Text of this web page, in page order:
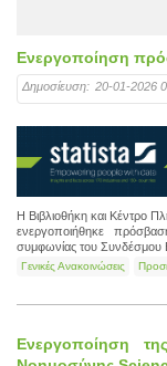
Ενεργοποίηση
Δημοσίευση: 20-01-2026
Η Βιβλιοθήκη και Κέντρο
ενεργοποιήθηκε
συμφωνίας του Συνδέσμου
Γενικές Ανακοινώσεις
Eνεργοποίηση